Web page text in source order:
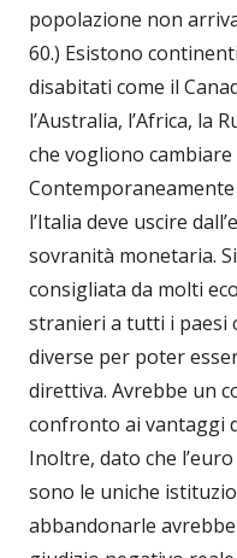
popolazione non
60.) Esistono
disabitati come il
l’Australia, l’Africa, la
che vogliono
l’Italia deve uscire
sovranità monetaria.
consigliata da molti
stranieri a tutti i paesi
diverse per poter
direttiva. Avrebbe un
confronto ai vantaggi
Inoltre, dato che
sono le uniche
abbandonarle